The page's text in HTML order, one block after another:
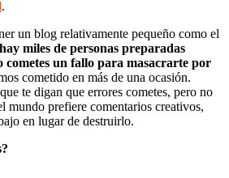
.
un blog relativamente pequeño como el
miles de personas preparadas
cometes un fallo para masacrarte por
cometido en más de una ocasión.
te digan que errores cometes, pero no
mundo prefiere comentarios creativos,
en lugar de destruirlo.